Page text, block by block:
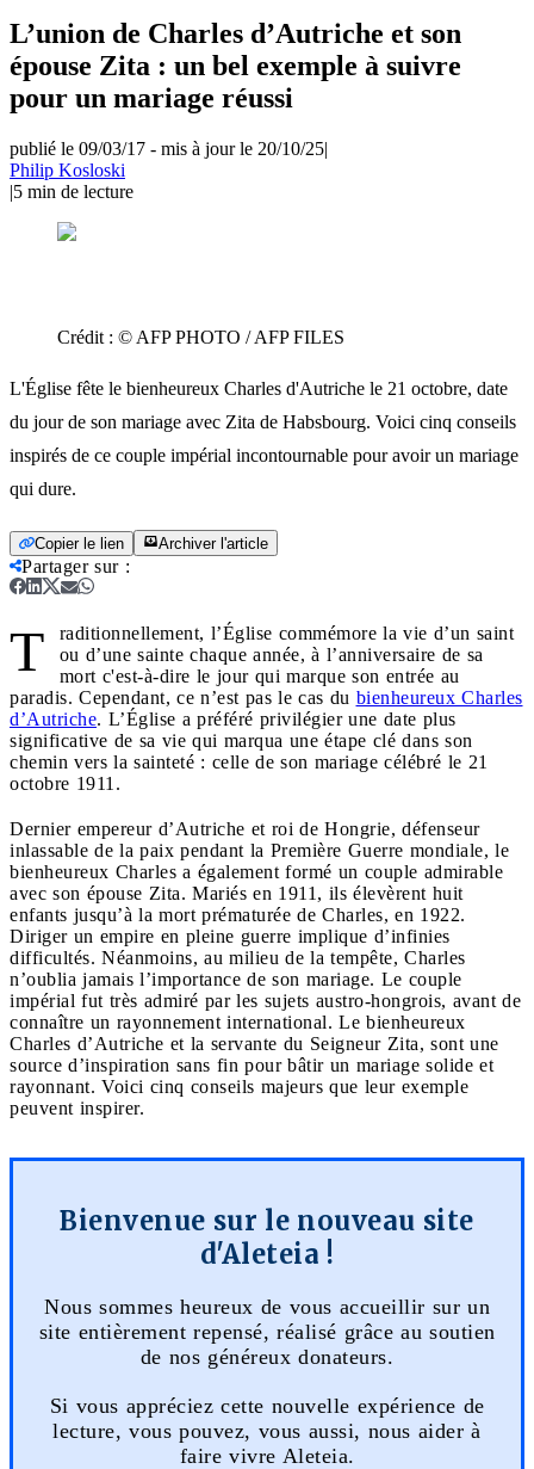
L’union de Charles d’Autriche et son
épouse Zita : un bel exemple à suivre
pour un mariage réussi
publié le 09/03/17 - mis à jour le 20/10/25|
Philip Kosloski
|5 min de lecture
Crédit : © AFP PHOTO / AFP FILES
L'Église fête le bienheureux Charles d'Autriche le 21 octobre, date
du jour de son mariage avec Zita de Habsbourg. Voici cinq conseils
inspirés de ce couple impérial incontournable pour avoir un mariage
qui dure.
Copier le lien Archiver l'article
Partager sur:
T
raditionnellement, l’Église commémore la vie d’un saint
ou d’une sainte chaque année, à l’anniversaire de sa
mort c'est-à-dire le jour qui marque son entrée au
paradis. Cependant, ce n’est pas le cas du bienheureux Charles
d’Autriche. L’Église a préféré privilégier une date plus
significative de sa vie qui marqua une étape clé dans son
chemin vers la sainteté : celle de son mariage célébré le 21
octobre 1911.
Dernier empereur d’Autriche et roi de Hongrie, défenseur
inlassable de la paix pendant la Première Guerre mondiale, le
bienheureux Charles a également formé un couple admirable
avec son épouse Zita. Mariés en 1911, ils élevèrent huit
enfants jusqu’à la mort prématurée de Charles, en 1922.
Diriger un empire en pleine guerre implique d’infinies
difficultés. Néanmoins, au milieu de la tempête, Charles
n’oublia jamais l’importance de son mariage. Le couple
impérial fut très admiré par les sujets austro-hongrois, avant de
connaître un rayonnement international. Le bienheureux
Charles d’Autriche et la servante du Seigneur Zita, sont une
source d’inspiration sans fin pour bâtir un mariage solide et
rayonnant. Voici cinq conseils majeurs que leur exemple
peuvent inspirer.
Bienvenue sur le nouveau site
d'Aleteia !
Nous sommes heureux de vous accueillir sur un
site entièrement repensé, réalisé grâce au soutien
de nos généreux donateurs.
Si vous appréciez cette nouvelle expérience de
lecture, vous pouvez, vous aussi, nous aider à
faire vivre Aleteia.